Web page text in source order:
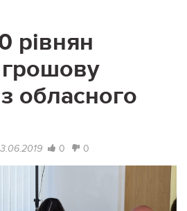
рівнян
обласного
0 0